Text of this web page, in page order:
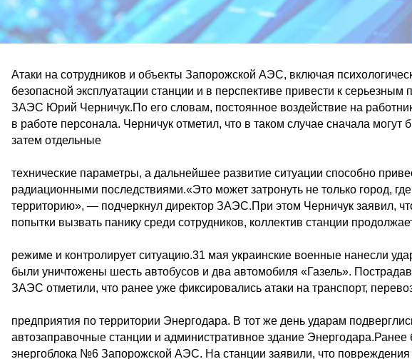
Атаки на сотрудников и объекты Запорожской АЭС, включая
безопасной эксплуатации станции и в перспективе привести к
ЗАЭС Юрий Черничук.По его словам, постоянное воздействие на
в работе персонала. Черничук отметил, что в таком случае сначала
затем отдельные
технические параметры, а дальнейшее развитие ситуации способно
радиационными последствиями.«Это может затронуть не только город,
территорию», — подчеркнул директор ЗАЭС.При этом Черничук заявил,
попытки вызвать панику среди сотрудников, коллектив станции
режиме и контролирует ситуацию.31 мая украинские военные нанесли
были уничтожены шесть автобусов и два автомобиля «Газель».
ЗАЭС отметили, что ранее уже фиксировались атаки на транспорт,
предприятия по территории Энергодара. В тот же день ударам
автозаправочные станции и административное здание
энергоблока №6 Запорожской АЭС. На станции заявили, что